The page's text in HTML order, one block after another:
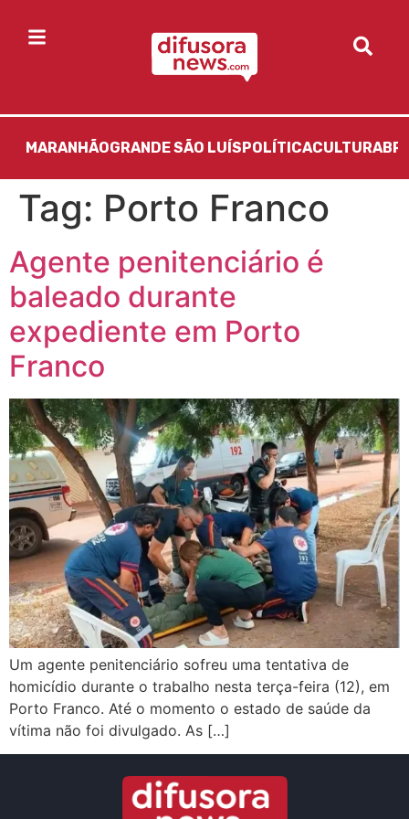
MARANHÃOGRANDE SÃO LUÍS POLÍTICACULTURA
Tag: Porto Franco
Agente penitenciário é
baleado durante
expediente em Porto
Franco
Um agente penitenciário sofreu uma tentativa de
homicídio durante o trabalho nesta terça-feira (12), em
Porto Franco. Até o momento o estado de saúde da
vítima não foi divulgado. As […]